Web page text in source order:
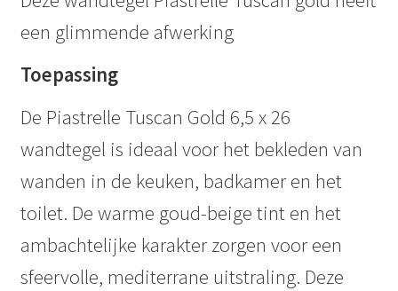
een glimmende afwerking
Toepassing
De Piastrelle Tuscan Gold 6,5 x 26
wandtegel is ideaal voor het bekleden van
wanden in de keuken, badkamer en het
toilet. De warme goud-beige tint en het
ambachtelijke karakter zorgen voor een
sfeervolle, mediterrane uitstraling. Deze